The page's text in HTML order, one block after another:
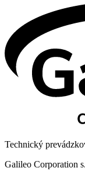
Technický
Galileo Corporation